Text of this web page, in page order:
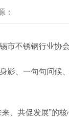
：
不锈钢行业协会
、一句句问候
共促发展”的